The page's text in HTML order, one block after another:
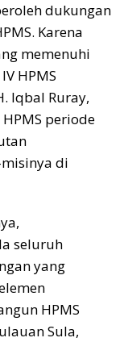
dukungan
Karena
memenuhi
HPMS
Iqbal Ruray,
periode
di
seluruh
yang
HPMS
Sula,